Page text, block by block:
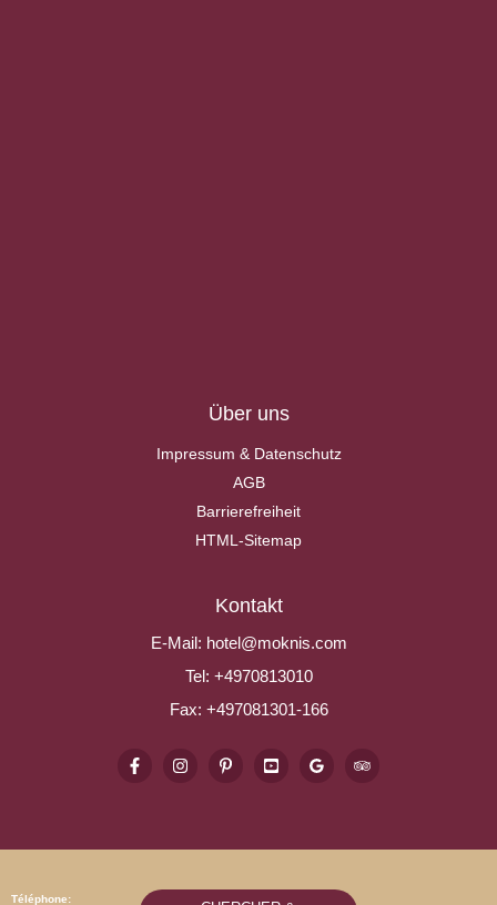
Über uns
Impressum & Datenschutz
AGB
Barrierefreiheit
HTML-Sitemap
Kontakt
E-Mail: hotel@moknis.com
Tel: +4970813010
Fax: +497081301-166
Téléphone: